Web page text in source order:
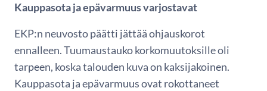
Kauppasota ja epävarmuus varjostavat
EKP:n neuvosto päätti jättää ohjauskorot
ennalleen. Tuumaustauko korkomuutoksille oli
tarpeen, koska talouden kuva on kaksijakoinen.
Kauppasota ja epävarmuus ovat rokottaneet